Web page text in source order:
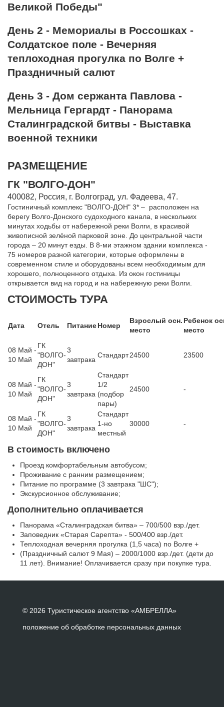
Великой Победы"
День 2 - Мемориалы в Россошках -
Солдатское поле - Вечерняя
теплоходная прогулка по Волге +
Праздничный салют
День 3 - Дом сержанта Павлова -
Мельница Гергардт - Панорама
Сталинградской битвы - Выставка
военной техники
РАЗМЕЩЕНИЕ
ГК "ВОЛГО-ДОН"
400082, Россия, г. Волгоград, ул. Фадеева, 47.
Гостиничный комплекс "ВОЛГО-ДОН" 3* – расположен на
берегу Волго-Донского судоходного канала, в нескольких
минутах ходьбы от набережной реки Волги, в красивой
живописной зелёной парковой зоне. До центральной части
города – 20 минут езды. В 8-ми этажном здании комплекса -
75 номеров разной категории, которые оформлены в
современном стиле и оборудованы всем необходимым для
хорошего, полноценного отдыха. Из окон гостиницы
открывается вид на город и на набережную реки Волги.
СТОИМОСТЬ ТУРА
Дата Отель ПитаниеНомер
Взрослый осн.
место
Ребенок
место
08 Май -
10 Май
ГК
"ВОЛГО-
ДОН"
3
завтрака
Стандарт24500 23500
08 Май -
10 Май
ГК
"ВОЛГО-
ДОН"
3
завтрака
Стандарт
1/2
(подбор
пары)
24500 -
08 Май -
10 Май
ГК
"ВОЛГО-
ДОН"
3
завтрака
Стандарт
1-но
местный
30000 -
В стоимость включено
Проезд комфортабельным автобусом;
Проживание с ранним размещением;
Питание по программе (3 завтрака "ШС");
Экскурсионное обслуживание;
Дополнительно оплачивается
Панорама «Сталинградская битва» – 700/500 взр./дет.
Заповедник «Старая Сарепта» - 500/400 взр./дет.
Теплоходная вечерняя прогулка (1,5 часа) по Волге +
(Праздничный салют 9 Мая) – 2000/1000 взр./дет. (дети до
11 лет). Внимание! Оплачивается сразу при покупке тура.
© 2026 Туристическое агентство «АМБРЕЛЛА»
положение об обработке персональных данных